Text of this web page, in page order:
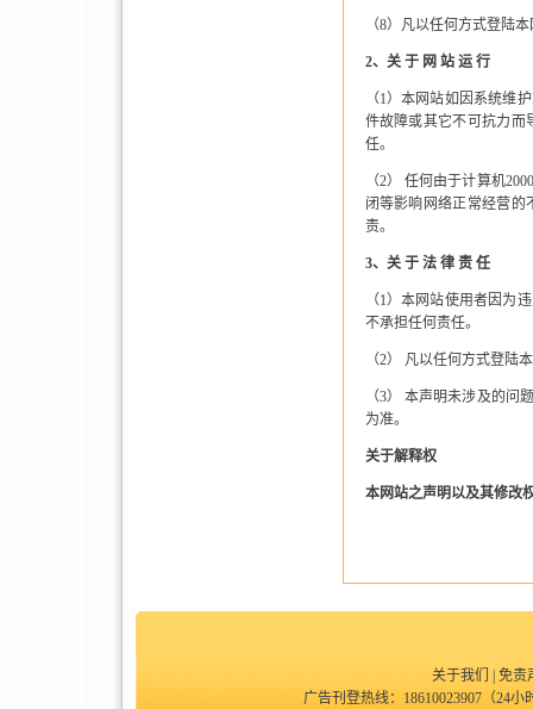
（8）凡以任何方式登陆
2、关 于 网 站 运 行
（1）本网站如因系统维
件故障或其它不可抗力而
任。
（2） 任何由于计算机2000
闭等影响网络正常经营
责。
3、关 于 法 律 责 任
（1）本网站使用者因为
不承担任何责任。
（2） 凡以任何方式登陆
（3） 本声明未涉及的问
为准。
关于解释权
本网站之声明以及其修改
关于我们
免责
广告刊登热线：18610023907（24